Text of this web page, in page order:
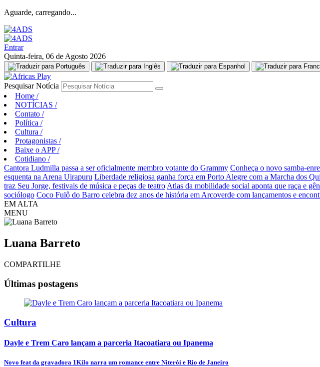
Aguarde, carregando...
Entrar
Quinta-feira, 06 de Agosto 2026
Pesquisar Notícia
Home /
NOTÍCIAS /
Contato /
Política /
Cultura /
Protagonistas /
Baixe o APP/
Cotidiano /
Cantora Ludmilla passa a ser oficialmente membro votante do Grammy Conheça o novo samba-
esquenta na Arena Uirapuru Liberdade religiosa ganha força em Porto Alegre com a Marcha dos
traz Seu Jorge, festivais de música e peças de teatro Atlas da mobilidade social aponta que raça e
sociólogo Coco Fulô do Barro celebra dez anos de história em Arcoverde com lançamentos e
EM ALTA
MENU
Luana Barreto
COMPARTILHE
Últimas postagens
Cultura
Dayle e Trem Caro lançam a parceria Itacoatiara ou Ipanema
Novo feat da gravadora 1Kilo narra um romance entre Niterói e Rio de Janeiro